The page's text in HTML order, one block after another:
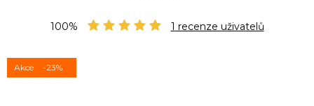
100% 1 recenze uživatelů
Akce -23%